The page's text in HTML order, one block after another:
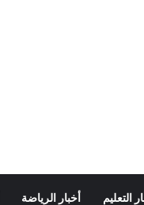
التعليم أخبار الرياضة